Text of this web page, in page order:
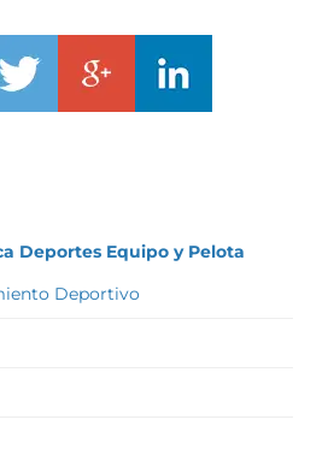
Deportes Equipo y Pelota
Deportivo